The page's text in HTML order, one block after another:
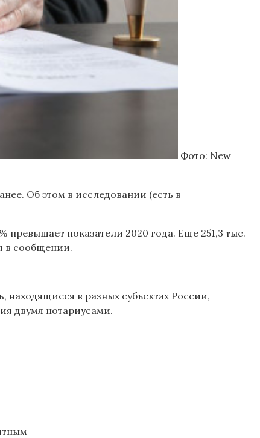
Фото: New
Об этом в исследовании (есть в
превышает показатели 2020 года. Еще 251,3 тыс.
в сообщении.
находящиеся в разных субъектах России,
двумя нотариусами.